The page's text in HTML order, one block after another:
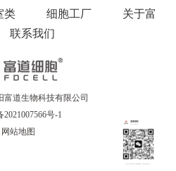
类 细胞工厂
关于富
联系我们
富道生物科技有限公司
2021007566号-1
网站地图